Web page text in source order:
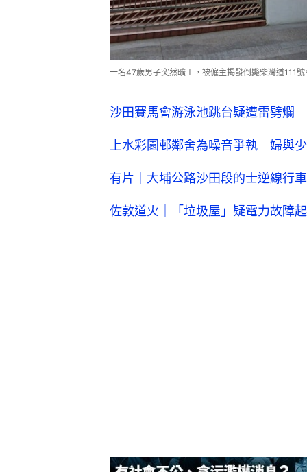
一名47歲男子突然曠工，被僱主揭發倒斃柴灣道111
沙田賽馬會游泳池跳台疑遭雷劈爛
上水彩園邨鄰舍為噪音爭執 婦與
有片｜大埔公路沙田段的士逆線行
佐敦道火｜「垃圾屋」疑電力故障